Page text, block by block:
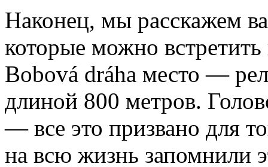
Наконец, мы расскажем
которые можно встретить
Bobová dráha место —
длиной 800 метров.
— все это призвано для
на всю жизнь запомнили